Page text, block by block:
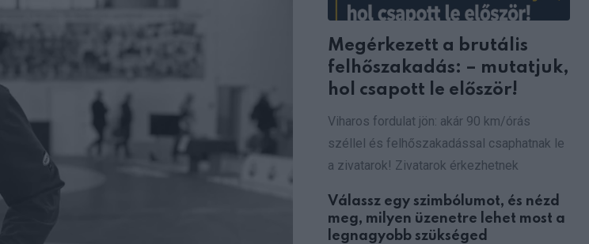
Megérkezett a brutális
felhőszakadás: – mutatjuk,
hol csapott le először!
Viharos fordulat jön: akár 90 km/órás
széllel és felhőszakadással csaphatnak le
a zivatarok! Zivatarok érkezhetnek
Válassz egy szimbólumot, és nézd
meg, milyen üzenetre lehet most a
legnagyobb szükséged